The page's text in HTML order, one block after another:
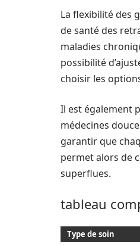
La flexibilité des
de santé des
maladies
possibilité
choisir les
Il est également
médecines
garantir que
permet alors de
superflues.
tableau
Type de soin